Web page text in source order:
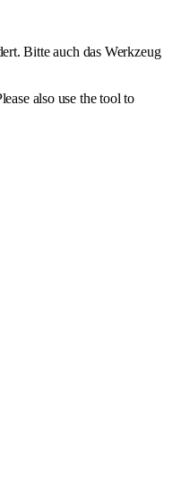
Bitte auch das Werkzeug
also use the tool to